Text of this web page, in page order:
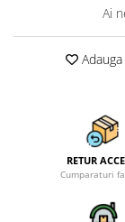
Ai
Adauga
RETUR
Cumparaturi